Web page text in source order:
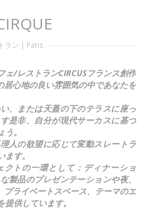
ラン | Paris
/レストランCIRCUSフランス創作
居心地の良い雰囲気の中であなたを
、または天蓋の下のテラスに座っ
是非、自分が現代サーカスに基づ
。
人の欲望に応じて変動スレートラ
す。
トの一環として：ディナーショ
製品のプレゼンテーションや夜、
プライベートスペース、テーマのエ
供しています。